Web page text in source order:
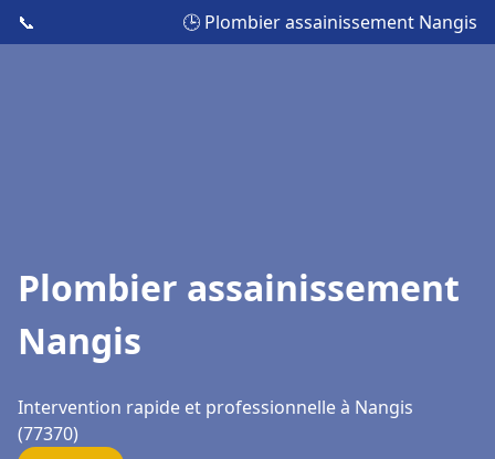
📞 🕒 Plombier assainissement Nangis
Plombier assainissement
Nangis
Intervention rapide et professionnelle à Nangis
(77370)